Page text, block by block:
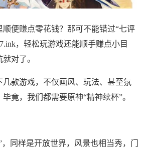
便赚点零花钱？那可不能错过“七评
，轻松玩游戏还能顺手赚点小目
对了。
款游戏，不仅画风、玩法、甚至氛
竟，我们都需要原神“精神续杯”。
同样是开放世界，风景也相当秀，门